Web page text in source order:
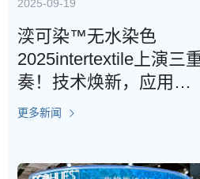
19
染™无水染色
上演三重
技术焕新，应用拓
价值重塑！